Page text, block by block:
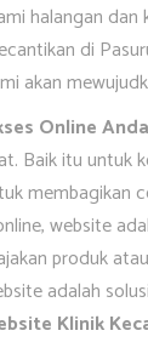
halangan
di
akan
Online
Baik itu untuk
membagikan
website
produk
adalah
Klinik